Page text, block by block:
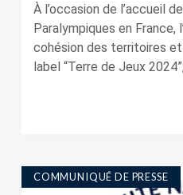
À l’occasion de l’accueil
Paralympiques en France,
cohésion des territoires
label “Terre de Jeux 2024”,
COMMUNIQUÉ DE PRESSE